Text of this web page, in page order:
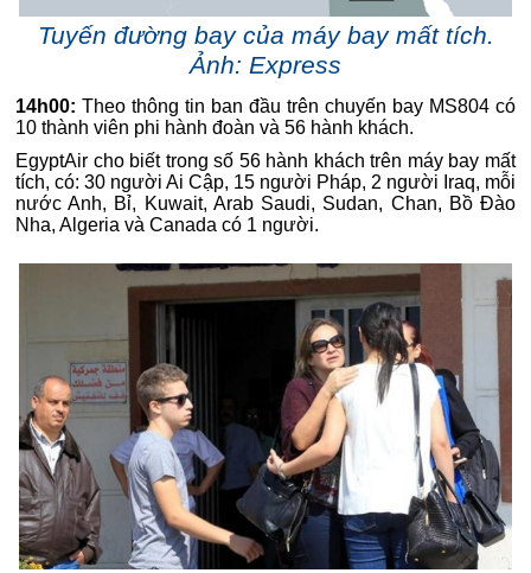
Tuyến đường bay của máy bay mất tích.
Ảnh: Express
14h00: Theo thông tin ban đầu trên chuyến bay MS804 có
10 thành viên phi hành đoàn và 56 hành khách.
EgyptAir cho biết trong số 56 hành khách trên máy bay mất
tích, có: 30 người Ai Cập, 15 người Pháp, 2 người Iraq, mỗi
nước Anh, Bỉ, Kuwait, Arab Saudi, Sudan, Chan, Bồ Đào
Nha, Algeria và Canada có 1 người.